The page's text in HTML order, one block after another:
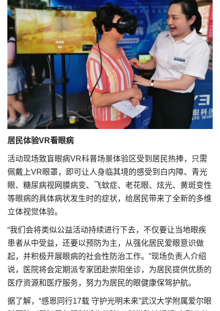
居民体验VR看眼病
活动现场致盲眼病VR科普场景体验区受到居民热捧，只需
佩戴上VR眼罩，即可让人身临其境的感受到白内障、青光
眼、糖尿病视网膜病变、飞蚊症、老花眼、炫光、黄斑变性
等眼病的具体病状发生时的症状，给居民带来了全新的多维
立体视觉体验。
“我们会将类似公益活动持续进行下去，不仅要让当地眼疾
患者从中受益，还要以预防为主，从强化居民爱眼意识做
起，并积极开展眼病的社会性防治工作。”现场负责人介绍
说，医院将会定期派专家团赴崇阳坐诊，为居民提供优质的
医疗资源和医疗服务，努力为居民的眼健康保驾护航。
据了解，“感恩同行17载 守护光明未来”武汉大学附属爱尔眼